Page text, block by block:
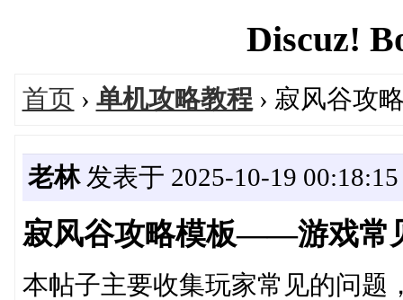
Discuz!
首页 › 单机攻略教程 › 寂风谷
老林发表于 2025-10-19 00:18:15
寂风谷攻略模板——游戏
本帖子主要收集玩家常见的问题